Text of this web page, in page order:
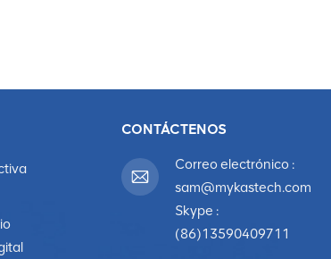
CONTÁCTENOS
Correo electrónico :
sam@mykastech.com
Skype :
(86)13590409711